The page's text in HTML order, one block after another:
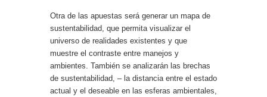
Otra de las apuestas será generar un mapa de
sustentabilidad, que permita visualizar el
universo de realidades existentes y que
muestre el contraste entre manejos y
ambientes. También se analizarán las brechas
de sustentabilidad, – la distancia entre el estado
actual y el deseable en las esferas ambientales,